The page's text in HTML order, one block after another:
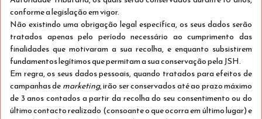
Não reembolsável
Restrições de tarifa:
Reserva antecipada de 20 dias
conforme a legislação em vigor.
Não existindo uma obrigação legal específica, os seus dados serão
tratados apenas pelo período necessário ao cumprimento das
finalidades que motivaram a sua recolha, e enquanto subsistirem
fundamentos legítimos que permitam a sua conservação pela JSH.
Em regra, os seus dados pessoais, quando tratados para efeitos de
campanhas demarketing, irão ser conservados até ao prazo máximo
de 3 anos contados a partir da recolha do seu consentimento ou do
último contacto realizado (consoante o que ocorra em último lugar) e